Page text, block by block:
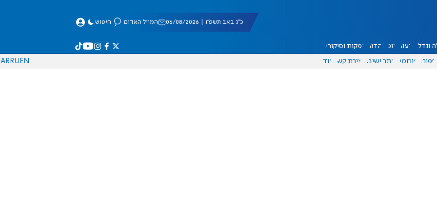
כ"ג באב תשפ"ו | 06/08/2026 המייל האדום חיפוש
ונדל"ן דעות אוכל יהדות הפקות וסיקורים
ספורט פורומים אתר ישיבה יצירת קשר עוד EN
RU
AR